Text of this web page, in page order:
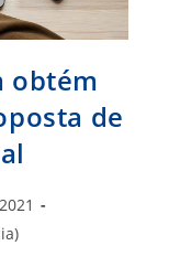
obtém
de